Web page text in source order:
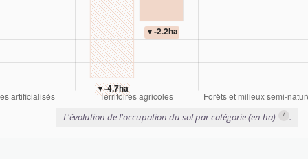
L'évolution de l'occupation du sol par catégorie (en ha) i .